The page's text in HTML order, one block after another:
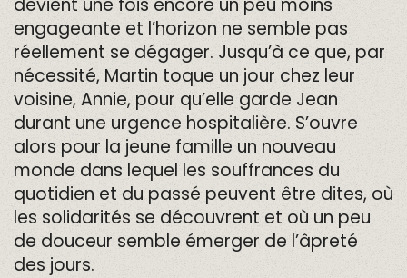
devient une fois encore un peu moins
engageante et l’horizon ne semble pas
réellement se dégager. Jusqu’à ce que, par
nécessité, Martin toque un jour chez leur
voisine, Annie, pour qu’elle garde Jean
durant une urgence hospitalière. S’ouvre
alors pour la jeune famille un nouveau
monde dans lequel les souffrances du
quotidien et du passé peuvent être dites, où
les solidarités se découvrent et où un peu
de douceur semble émerger de l’âpreté
des jours.